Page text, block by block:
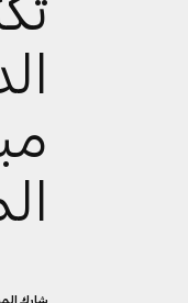
شارك